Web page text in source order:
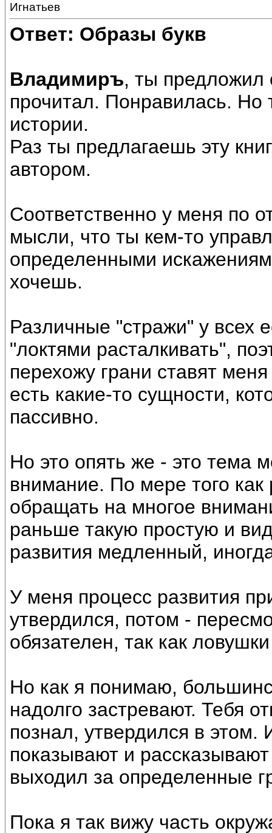
Игнатьев
Ответ: Образы букв
Владимиръ, ты предложил
прочитал. Понравилась. Но
истории.
Раз ты предлагаешь эту
автором.
Соответственно у меня по
мысли, что ты кем-то
определенными
хочешь.
Различные "стражи" у всех
"локтями расталкивать",
перехожу грани ставят
есть какие-то сущности,
пассивно.
Но это опять же - это тема
внимание. По мере того
обращать на многое
раньше такую простую и
развития медленный,
У меня процесс развития
утвердился, потом -
обязателен, так как
Но как я понимаю,
надолго застревают. Тебя
познал, утвердился в этом.
показывают и
выходил за определенные
Пока я так вижу часть